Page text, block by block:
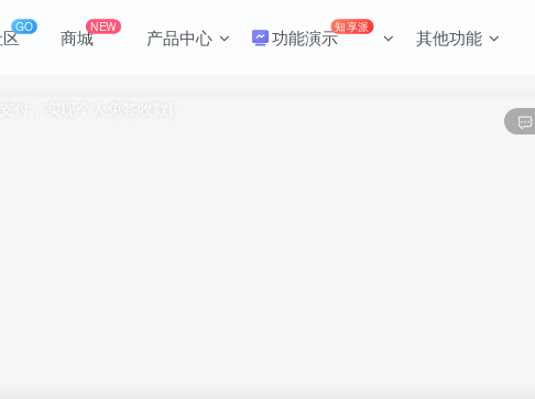
GO 商城NEW 产品中心 功能演示知享派 其他功能